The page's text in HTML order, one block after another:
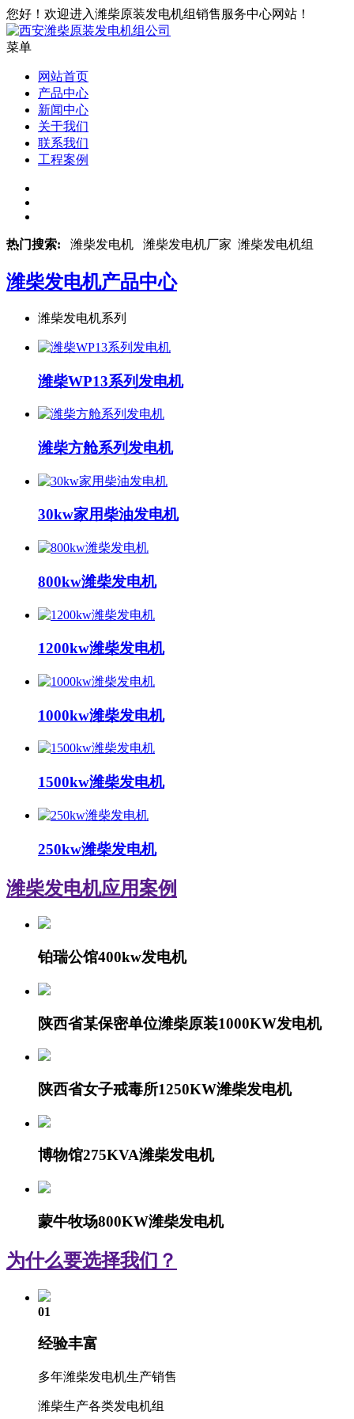
您好！欢迎进入潍柴原装发电机组销售服务中心网站！
菜单
网站首页
产品中心
新闻中心
关于我们
联系我们
工程案例
热门搜索: 潍柴发电机 潍柴发电机厂家 潍柴发电机组
潍柴发电机产品中心
潍柴发电机系列
潍柴WP13系列发电机
潍柴方舱系列发电机
30kw家用柴油发电机
800kw潍柴发电机
1200kw潍柴发电机
1000kw潍柴发电机
1500kw潍柴发电机
250kw潍柴发电机
潍柴发电机应用案例
铂瑞公馆400kw发电机
陕西省某保密单位潍柴原装1000KW发电机
陕西省女子戒毒所1250KW潍柴发电机
博物馆275KVA潍柴发电机
蒙牛牧场800KW潍柴发电机
为什么要选择我们？
01
经验丰富
多年潍柴发电机生产销售
潍柴生产各类发电机组